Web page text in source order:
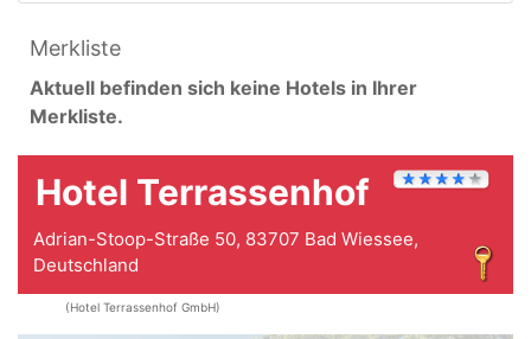
Merkliste
Aktuell befinden sich keine Hotels in Ihrer
Merkliste.
Hotel Terrassenhof
Adrian-Stoop-Straße 50, 83707 Bad Wiessee,
Deutschland
(Hotel Terrassenhof GmbH)